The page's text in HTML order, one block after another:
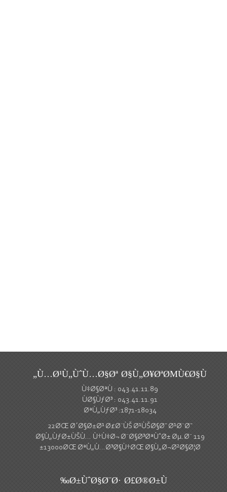
Ù…Ø¹Ù„ÙˆÙ…Ø§Øª Ø§Ù„Ø¥ØªØΜÙ€Ø§Ù„
Ù‡Ø§ØªÙ : 043.41.11.89
ÙØ§ÙƒØ³ : 043.41.11.91
ØªÙ„ÙƒØ³ :1871-18034
22ØŒ Ø´Ø§Ø±Ø¹ Ø£Ø¨ÙŠ Ø¹ÙŠØ§Ø¯ Ø¹Ø¨Ø¯
Ø§Ù„ÙƒØ±ÙŠÙ… Ù†Ù‡Ø¬ Ø¨Ø§Ø³ØªÙˆØ± Øµ.Ø¨ 119
13000ØŒ ØªÙ„Ù…Ø³Ø§Ù†ØŒ Ø§Ù„Ø¬Ø²Ø§Ø¦Ø±
Ø±ÙˆØ§Ø¨Ø· Ø£Ø®Ø±Ù‰